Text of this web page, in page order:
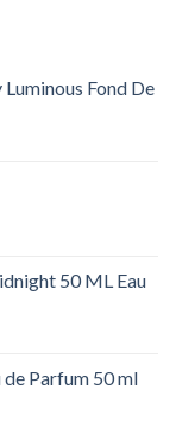
Fond De
50 ML Eau
de Parfum 50 ml